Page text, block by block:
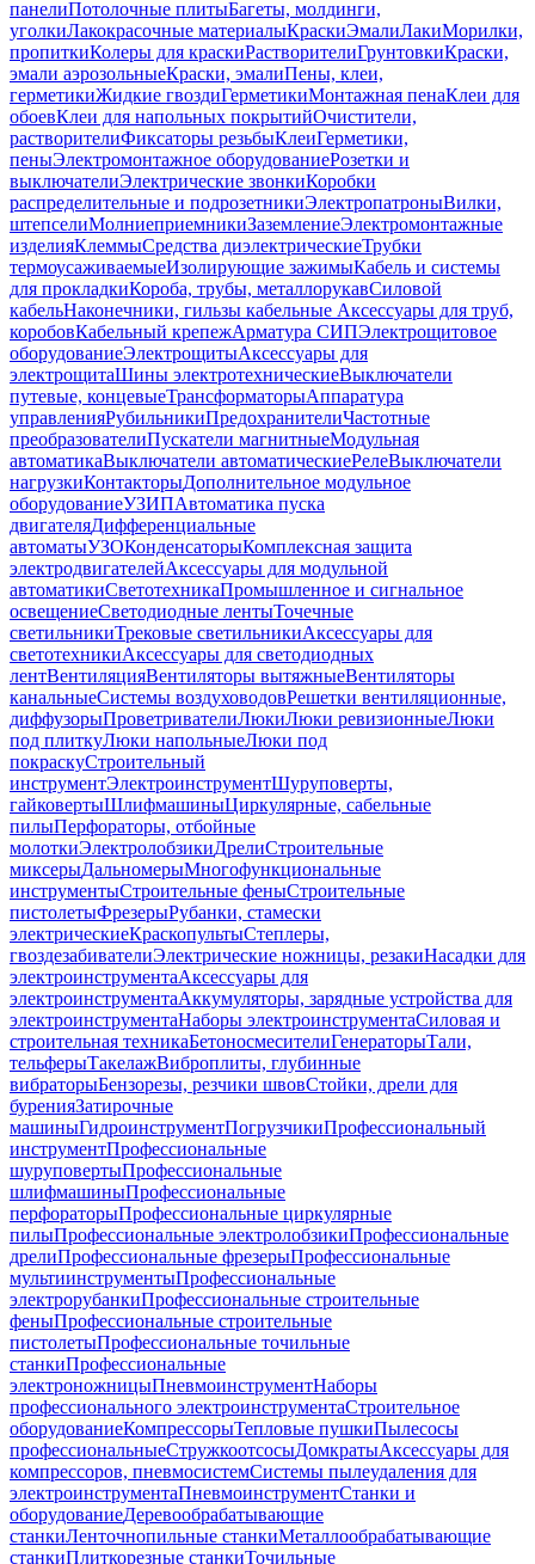
панелиПотолочные плитыБагеты, молдинги,
уголкиЛакокрасочные материалыКраскиЭмалиЛакиМорилки,
пропиткиКолеры для краскиРастворителиГрунтовкиКраски,
эмали аэрозольныеКраски, эмалиПены, клеи,
герметикиЖидкие гвоздиГерметикиМонтажная пенаКлеи для
обоевКлеи для напольных покрытийОчистители,
растворителиФиксаторы резьбыКлеиГерметики,
пеныЭлектромонтажное оборудованиеРозетки и
выключателиЭлектрические звонкиКоробки
распределительные и подрозетникиЭлектропатроныВилки,
штепселиМолниеприемникиЗаземлениеЭлектромонтажные
изделияКлеммыСредства диэлектрическиеТрубки
термоусаживаемыеИзолирующие зажимыКабель и системы
для прокладкиКороба, трубы, металлорукавСиловой
кабельНаконечники, гильзы кабельные Аксессуары для труб,
коробовКабельный крепежАрматура СИПЭлектрощитовое
оборудованиеЭлектрощитыАксессуары для
электрощитаШины электротехническиеВыключатели
путевые, концевыеТрансформаторыАппаратура
управленияРубильникиПредохранителиЧастотные
преобразователиПускатели магнитныеМодульная
автоматикаВыключатели автоматическиеРелеВыключатели
нагрузкиКонтакторыДополнительное модульное
оборудованиеУЗИПАвтоматика пуска
двигателяДифференциальные
автоматыУЗОКонденсаторыКомплексная защита
электродвигателейАксессуары для модульной
автоматикиСветотехникаПромышленное и сигнальное
освещениеСветодиодные лентыТочечные
светильникиТрековые светильникиАксессуары для
светотехникиАксессуары для светодиодных
лентВентиляцияВентиляторы вытяжныеВентиляторы
канальныеСистемы воздуховодовРешетки вентиляционные,
диффузорыПроветривателиЛюкиЛюки ревизионныеЛюки
под плиткуЛюки напольныеЛюки под
покраскуСтроительный
инструментЭлектроинструментШуруповерты,
гайковертыШлифмашиныЦиркулярные, сабельные
пилыПерфораторы, отбойные
молоткиЭлектролобзикиДрелиСтроительные
миксерыДальномерыМногофункциональные
инструментыСтроительные феныСтроительные
пистолетыФрезерыРубанки, стамески
электрическиеКраскопультыСтеплеры,
гвоздезабивателиЭлектрические ножницы, резакиНасадки для
электроинструментаАксессуары для
электроинструментаАккумуляторы, зарядные устройства для
электроинструментаНаборы электроинструментаСиловая и
строительная техникаБетоносмесителиГенераторыТали,
тельферыТакелажВиброплиты, глубинные
вибраторыБензорезы, резчики швовСтойки, дрели для
буренияЗатирочные
машиныГидроинструментПогрузчикиПрофессиональный
инструментПрофессиональные
шуруповертыПрофессиональные
шлифмашиныПрофессиональные
перфораторыПрофессиональные циркулярные
пилыПрофессиональные электролобзикиПрофессиональные
дрелиПрофессиональные фрезерыПрофессиональные
мультиинструментыПрофессиональные
электрорубанкиПрофессиональные строительные
феныПрофессиональные строительные
пистолетыПрофессиональные точильные
станкиПрофессиональные
электроножницыПневмоинструментНаборы
профессионального электроинструментаСтроительное
оборудованиеКомпрессорыТепловые пушкиПылесосы
профессиональныеСтружкоотсосыДомкратыАксессуары для
компрессоров, пневмосистемСистемы пылеудаления для
электроинструментаПневмоинструментСтанки и
оборудованиеДеревообрабатывающие
станкиЛенточнопильные станкиМеталлообрабатывающие
станкиПлиткорезные станкиТочильные